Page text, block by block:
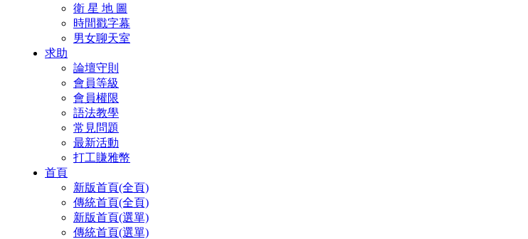
衛 星 地 圖
時間戳字幕
男女聊天室
求助
論壇守則
會員等級
會員權限
語法教學
常見問題
最新活動
打工賺雅幣
首頁
新版首頁(全頁)
傳統首頁(全頁)
新版首頁(選單)
傳統首頁(選單)